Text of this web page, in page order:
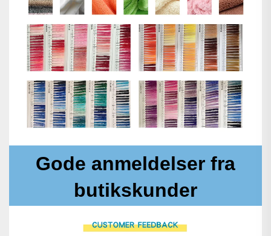
Gode anmeldelser fra
butikskunder